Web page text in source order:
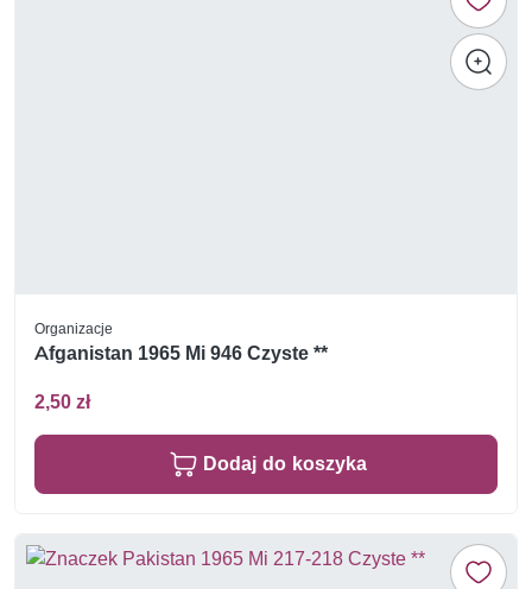
Organizacje
Afganistan 1965 Mi 946 Czyste **
2,50 zł
Dodaj do koszyka